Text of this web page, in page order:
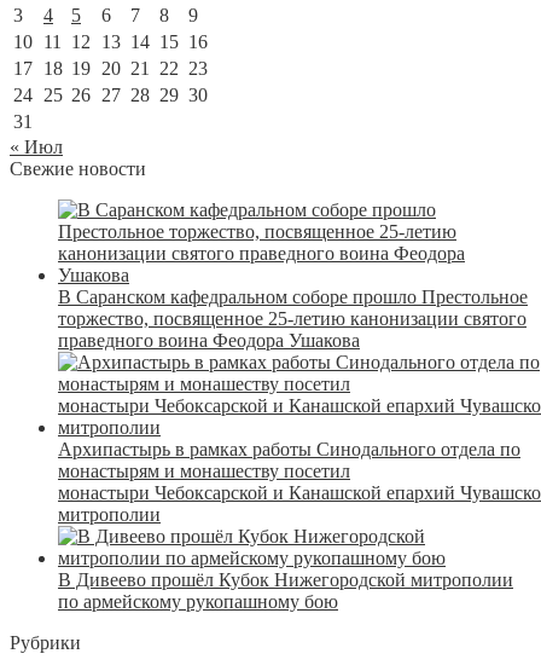
3
4 5 6 7 8
9
10 11 12 13 14 15 16
17 18 19 20 21 22 23
24 25 26 27 28 29 30
31
« Июл
Свежие новости
В Саранском кафедральном соборе прошло Престольное
торжество, посвященное 25-летию канонизации святого
праведного воина Феодора Ушакова
Архипастырь в рамках работы Синодального отдела по
монастырям и монашеству посетил
монастыри Чебоксарской и Канашской епархий
митрополии
В Дивеево прошёл Кубок Нижегородской митрополии
по армейскому рукопашному бою
Рубрики